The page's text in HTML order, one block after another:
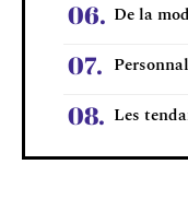
De la
Les